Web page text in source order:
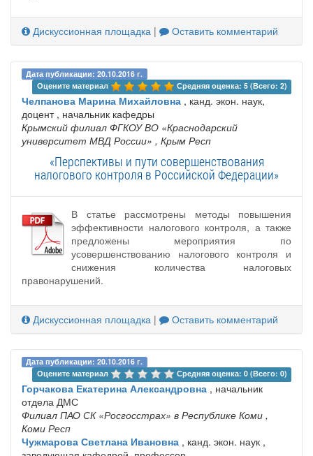
Дискуссионная площадка | Оставить комментарий
Дата публикации: 20.10.2016 г.
Оцените материал
Средняя оценка: 5 (Всего: 2)
Челпанова Марина Михайловна , канд. экон. наук,
доцент , начальник кафедры
Крымский филиал ФГКОУ ВО «Краснодарский
университет МВД России» , Крым Респ
«Перспективы и пути совершенствования
налогового контроля в Российской Федерации»
В статье рассмотрены методы повышения
эффективности налогового контроля, а также
предложены мероприятия по
усовершенствованию налогового контроля и
снижения количества налоговых
правонарушений.
Дискуссионная площадка | Оставить комментарий
Дата публикации: 20.10.2016 г.
Оцените материал
Средняя оценка: 0 (Всего: 0)
Горчакова Екатерина Александровна , начальник
отдела ДМС
Филиал ПАО СК «Росгосстрах» в Республике Коми ,
Коми Респ
Чужмарова Светлана Ивановна , канд. экон. наук ,